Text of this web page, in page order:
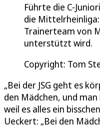
Führte die C-
die Mittelrheinliga:
Trainerteam von
unterstützt wird.
Copyright: Tom
„Bei der JSG geht es
den Mädchen, und
weil es alles ein
Ueckert: „Bei den